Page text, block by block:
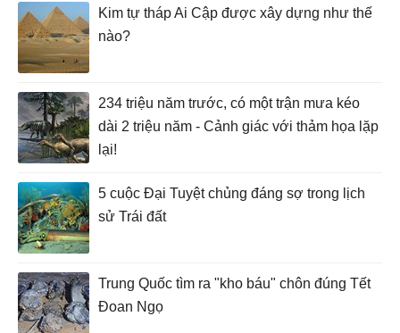
Kim tự tháp Ai Cập được xây dựng như thế
nào?
234 triệu năm trước, có một trận mưa kéo
dài 2 triệu năm - Cảnh giác với thảm họa lặp
lại!
5 cuộc Đại Tuyệt chủng đáng sợ trong lịch
sử Trái đất
Trung Quốc tìm ra "kho báu" chôn đúng Tết
Đoan Ngọ